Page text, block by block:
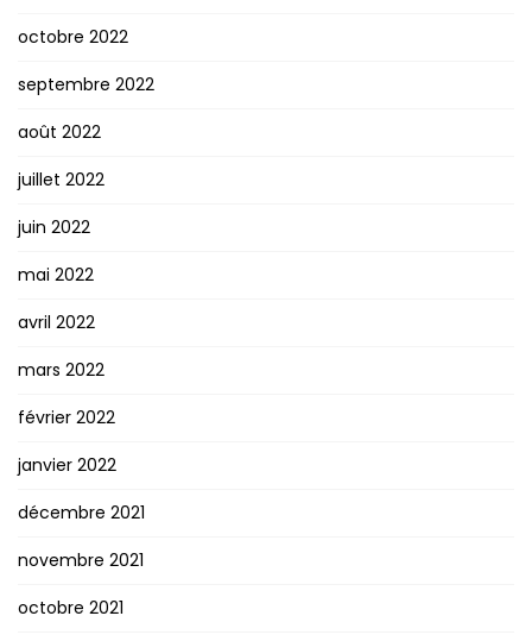
octobre 2022
septembre 2022
août 2022
juillet 2022
juin 2022
mai 2022
avril 2022
mars 2022
février 2022
janvier 2022
décembre 2021
novembre 2021
octobre 2021